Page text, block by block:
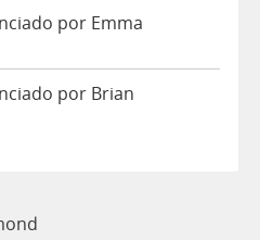
por Emma
por Brian